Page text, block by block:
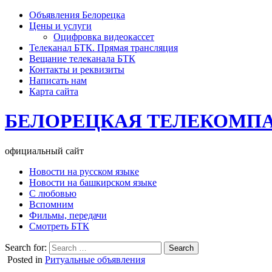
Объявления Белорецка
Цены и услуги
Оцифровка видеокассет
Телеканал БТК. Прямая трансляция
Вещание телеканала БТК
Контакты и реквизиты
Написать нам
Карта сайта
БЕЛОРЕЦКАЯ
официальный сайт
Новости на русском языке
Новости на башкирском языке
С любовью
Вспомним
Фильмы, передачи
Смотреть БТК
Search for:
Posted in Ритуальные объявления